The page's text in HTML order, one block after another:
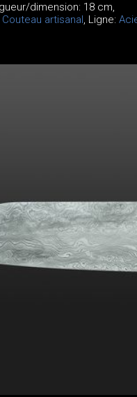
dimension: 18 cm,
Couteau artisanal, Ligne: